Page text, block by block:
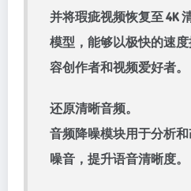
并将瑕疵视频恢复至 4K
模型，能够以极快的速
容创作者和视频爱好者。
还原清晰音频。
音频降噪模块用于分析
噪音，提升语音清晰度。